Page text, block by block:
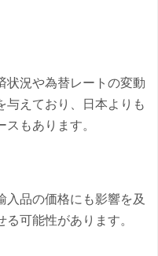
状況や為替レートの変動
与えており、日本よりも
もあります。
入品の価格にも影響を及
可能性があります。